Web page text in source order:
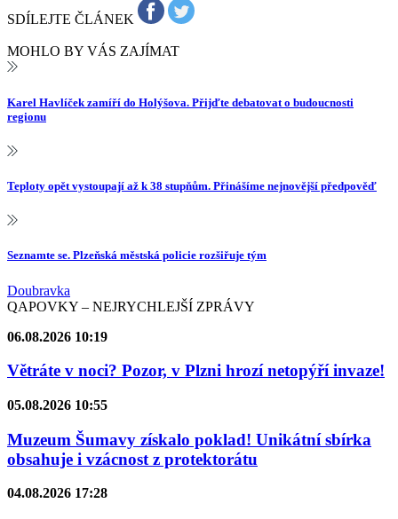
SDÍLEJTE ČLÁNEK
MOHLO BY VÁS ZAJÍMAT
Karel Havlíček zamíří do Holýšova. Přijďte debatovat o budoucnosti
regionu
Teploty opět vystoupají až k 38 stupňům. Přinášíme nejnovější předpověď
Seznamte se. Plzeňská městská policie rozšiřuje tým
Doubravka
QAPOVKY – NEJRYCHLEJŠÍ ZPRÁVY
06.08.2026 10:19
Větráte v noci? Pozor, v Plzni hrozí netopýří invaze!
05.08.2026 10:55
Muzeum Šumavy získalo poklad! Unikátní sbírka
obsahuje i vzácnost z protektorátu
04.08.2026 17:28